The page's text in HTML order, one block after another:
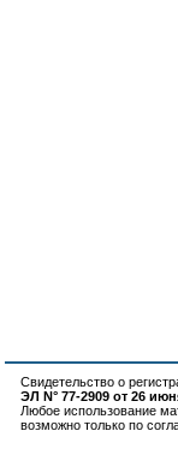
Свидетельство о
ЭЛ N° 77-2909 от 26
Любое использование
возможно только по